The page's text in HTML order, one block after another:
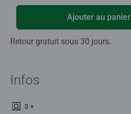
Ajouter au panier
Retour gratuit sous 30 jours.
Infos
3 +